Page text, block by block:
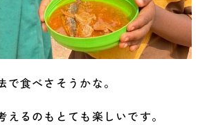
食べさそうかな。
えるのもとても楽しいです。